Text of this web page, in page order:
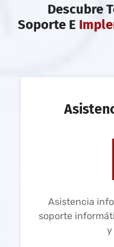
Descubre
Soporte E
Asistencia
soporte
y